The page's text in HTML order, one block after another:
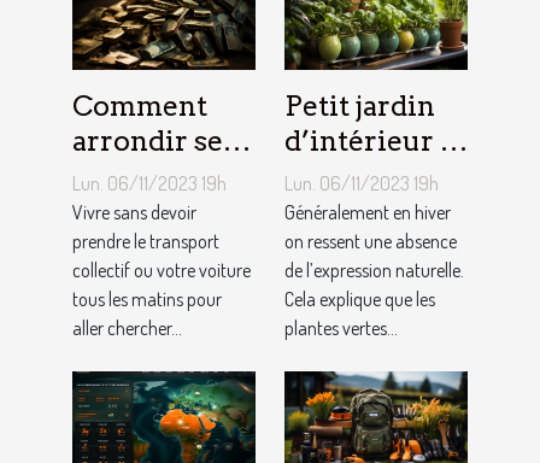
Comment
arrondir ses
fins du mois
avec
l’internet ?
Lun. 06/11/2023 19h
Vivre sans devoir
prendre le transport
collectif ou votre voiture
tous les matins pour
aller chercher...
Petit jardin
d’intérieur :
comment en
créer chez
soi ?
Lun. 06/11/2023 19h
Généralement en hiver
on ressent une absence
de l’expression naturelle.
Cela explique que les
plantes vertes...